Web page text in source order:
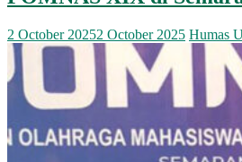
2 October 20252 October 2025 Humas